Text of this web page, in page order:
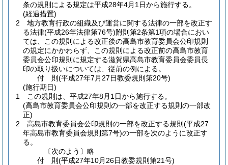
条の規則による規定は平成28年4月1日から施行する。
(経過措置)
2
地方教育行政の組織及び運営に関する法律の一部を改正す
る法律(平成26年法律第76号)附則第2条第1項の場合におい
ては、この規則による改正後の高島市教育委員会公印規則
の規定にかかわらず、この規則による改正前の高島市教育
委員会公印規則に規定する滋賀県高島市教育委員会委員長
印の取り扱いについては、従前の例による。
付 則(平成27年7月27日教委規則第20号)
(施行期日)
1
この規則は、平成27年8月1日から施行する。
(高島市教育委員会公印規則の一部を改正する規則の一部改
正)
2
高島市教育委員会公印規則の一部を改正する規則 (平成27
年高島市教育委員会規則第7号)の一部を次のように改正す
る。
〔次のよう〕略
付 則(平成27年10月26日教委規則第21号)